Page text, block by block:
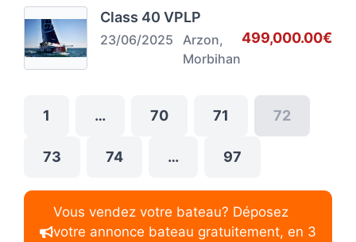
Class 40 VPLP
23/06/2025
Arzon,
Morbihan
499,000.00€
1 … 70 71 72
73 74 … 97
Vous vendez votre bateau? Déposez
votre annonce bateau gratuitement, en 3